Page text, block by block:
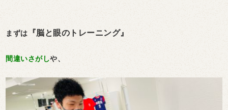
まずは 『脳と眼のトレーニング』
間違いさがしや、